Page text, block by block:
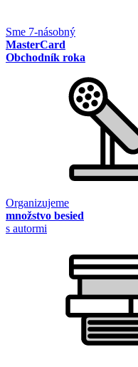
Sme 7-násobný
MasterCard
Obchodník roka
Organizujeme
množstvo besied
s autormi